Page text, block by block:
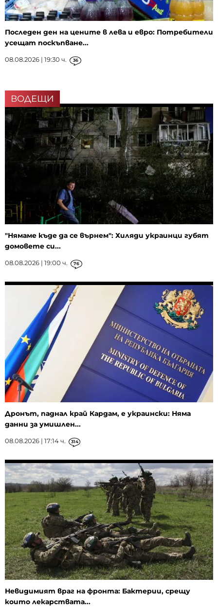
Последен ден на цените в лева и евро: Потребители
усещат поскъпване...
08.08.2026 | 19:30 ч. 36
ВОДЕЩИ
"Нямаме къде да се върнем": Хиляди украинци губят
домовете си...
08.08.2026 | 19:00 ч. 76
Дронът, паднал край Кардам, е украински: Няма
данни за умишлен...
08.08.2026 | 17:14 ч. 314
Невидимият враг на фронта: Бактерии, срещу
които лекарствата...